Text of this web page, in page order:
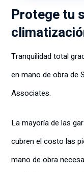
Protege tu
Tranquilidad total
en mano de obrade
Associates.
La mayoría de las
cubren el costo las
mano de obra